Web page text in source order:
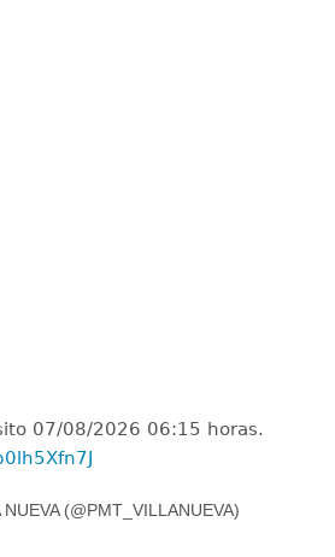
07/08/2026 06:15 horas.
(@PMT_VILLANUEVA)